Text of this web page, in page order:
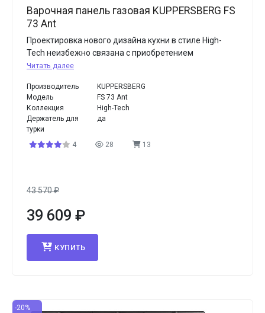
Варочная панель газовая KUPPERSBERG FS
73 Ant
Проектировка нового дизайна кухни в стиле High-
Tech неизбежно связана с приобретением
Читать далее
Производитель
KUPPERSBERG
Модель
FS 73 Ant
Коллекция
High-Tech
Держатель для
турки
да
4 28 13
43 570₽
39 609 ₽
КУПИТЬ
-20%